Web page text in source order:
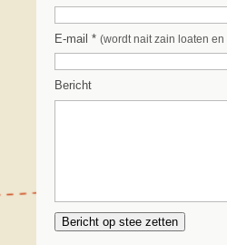
E-mail * (wordt nait zain loaten
Bericht